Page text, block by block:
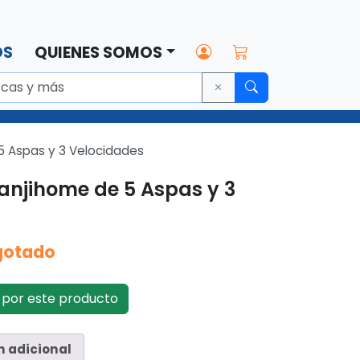
QUIENES SOMOS
Aspas y 3 Velocidades
de 5 Aspas y 3
este producto
adicional